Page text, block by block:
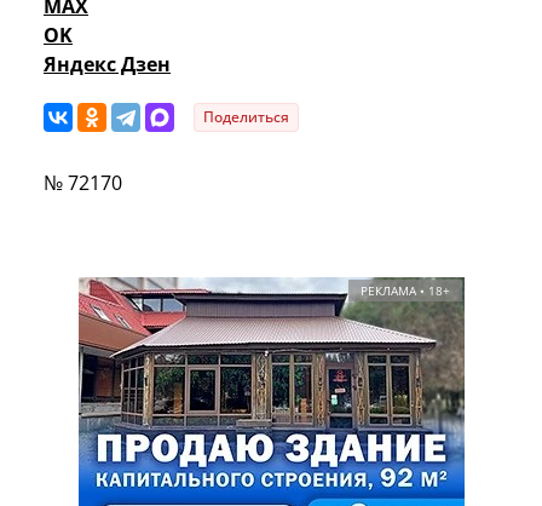
MAX
OK
Яндекс Дзен
Поделиться
№ 72170
РЕКЛАМА • 18+